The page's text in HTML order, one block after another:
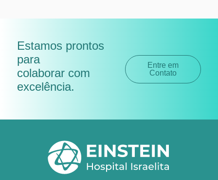
Estamos prontos
para
colaborar com
excelência.
Entre em
Contato